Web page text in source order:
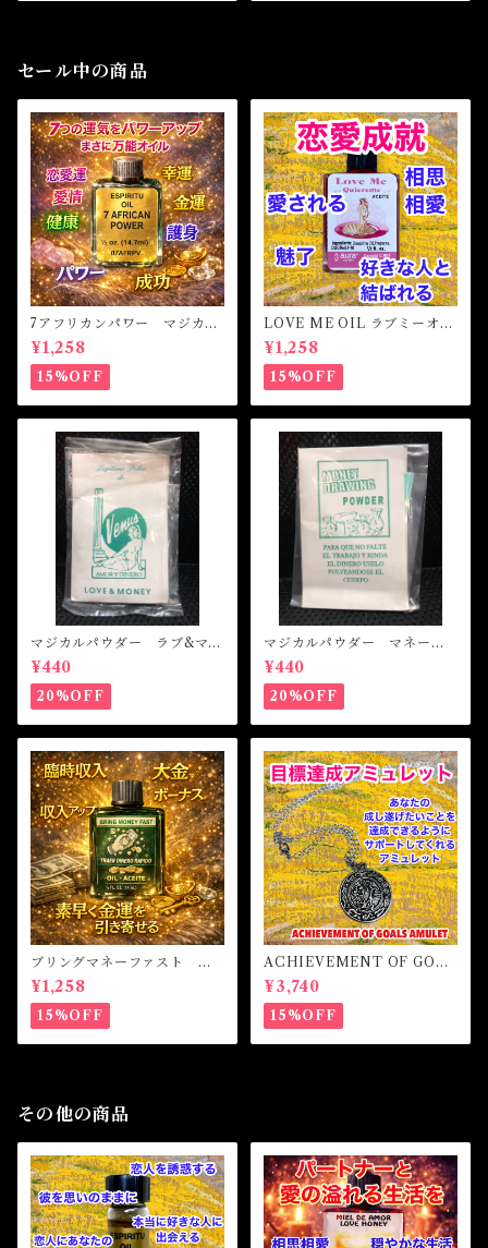
セール中の商品
7アフリカンパワー マジカル
オイル・魔女オイル 7AFRI
CAN POWERS Magical Oil
¥1,258
15%OFF
LOVE ME OIL ラブミーオイ
ル -相思相愛・愛される-
¥1,258
15%OFF
マジカルパウダー ラブ&マネ
ー Magical Powder LOVE
&MONEY
¥440
20%OFF
マジカルパウダー マネード
ローイング Magical Powde
r MONEY DRAWING
¥440
20%OFF
ブリングマネーファスト マ
ジカルオイル・魔女オイル B
RING MONEY FAST Magi
cal Oil
¥1,258
15%OFF
ACHIEVEMENT OF GOAL
S AMULET -あなたを目標達
成へと導くアミュレット-
¥3,740
15%OFF
その他の商品